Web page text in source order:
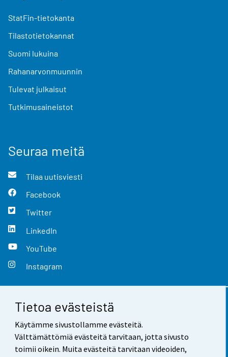
Tietoa evästeistä
Käytämme sivustollamme evästeitä.
Välttämättömiä evästeitä tarvitaan, jotta sivusto
toimii oikein. Muita evästeitä tarvitaan videoiden,
StatFin-tietokanta
Tilastotietokannat
Suomi lukuina
Rahanarvonmuunnin
Tulevat julkaisut
Tutkimusaineistot
Seuraa meitä
Tilaa uutisviesti
Facebook
Twitter
LinkedIn
YouTube
Instagram
Yhteystiedot
Palaute
Käyttöehdot